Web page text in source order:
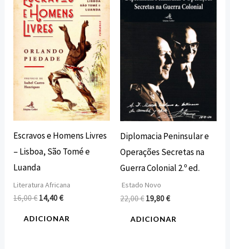
Escravos e Homens Livres
– Lisboa, São Tomé e
Luanda
Literatura Africana
16,00€
original
era:
16,00 €.
14,40€
atual
é:
14,40 €.
ADICIONAR
Diplomacia Peninsular e
Operações Secretas na
Guerra Colonial 2.º ed.
Estado Novo
22,00€
original
19,80€
atual
é:
19,80 €.
ADICIONAR